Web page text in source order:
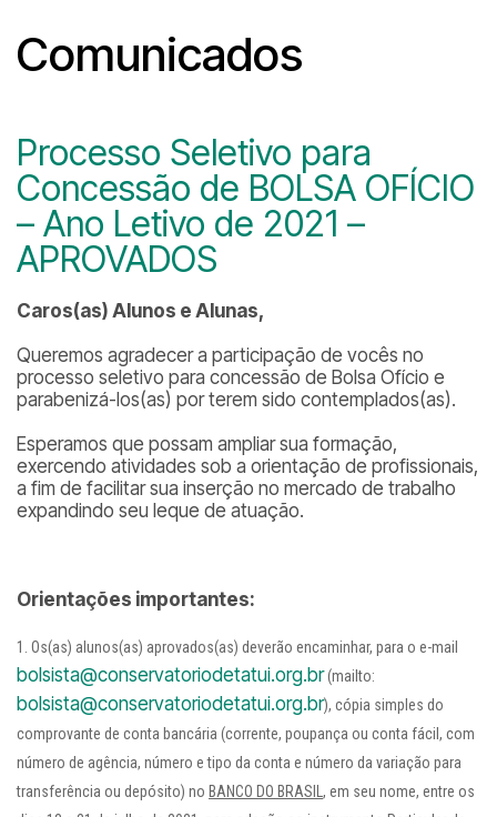
Comunicados
Processo Seletivo para
Concessão de BOLSA OFÍCIO
– Ano Letivo de 2021 –
APROVADOS
Caros(as) Alunos e Alunas,
Queremos agradecer a participação de vocês no
processo seletivo para concessão de Bolsa Ofício e
parabenizá-los(as) por terem sido contemplados(as).
Esperamos que possam ampliar sua formação,
exercendo atividades sob a orientação de profissionais,
a fim de facilitar sua inserção no mercado de trabalho
expandindo seu leque de atuação.
Orientações importantes:
Os(as) alunos(as) aprovados(as) deverão encaminhar, para o e-mail
bolsista@conservatoriodetatui.org.br(mailto:
bolsista@conservatoriodetatui.org.br), cópia simples do
comprovante de conta bancária (corrente, poupança ou conta fácil, com
número de agência, número e tipo da conta e número da variação para
transferência ou depósito) no BANCO DO BRASIL , em seu nome, entre os